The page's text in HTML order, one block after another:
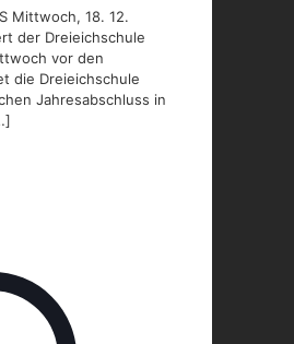
Mittwoch, 18. 12.
der Dreieichschule
vor den
die Dreieichschule
Jahresabschluss in